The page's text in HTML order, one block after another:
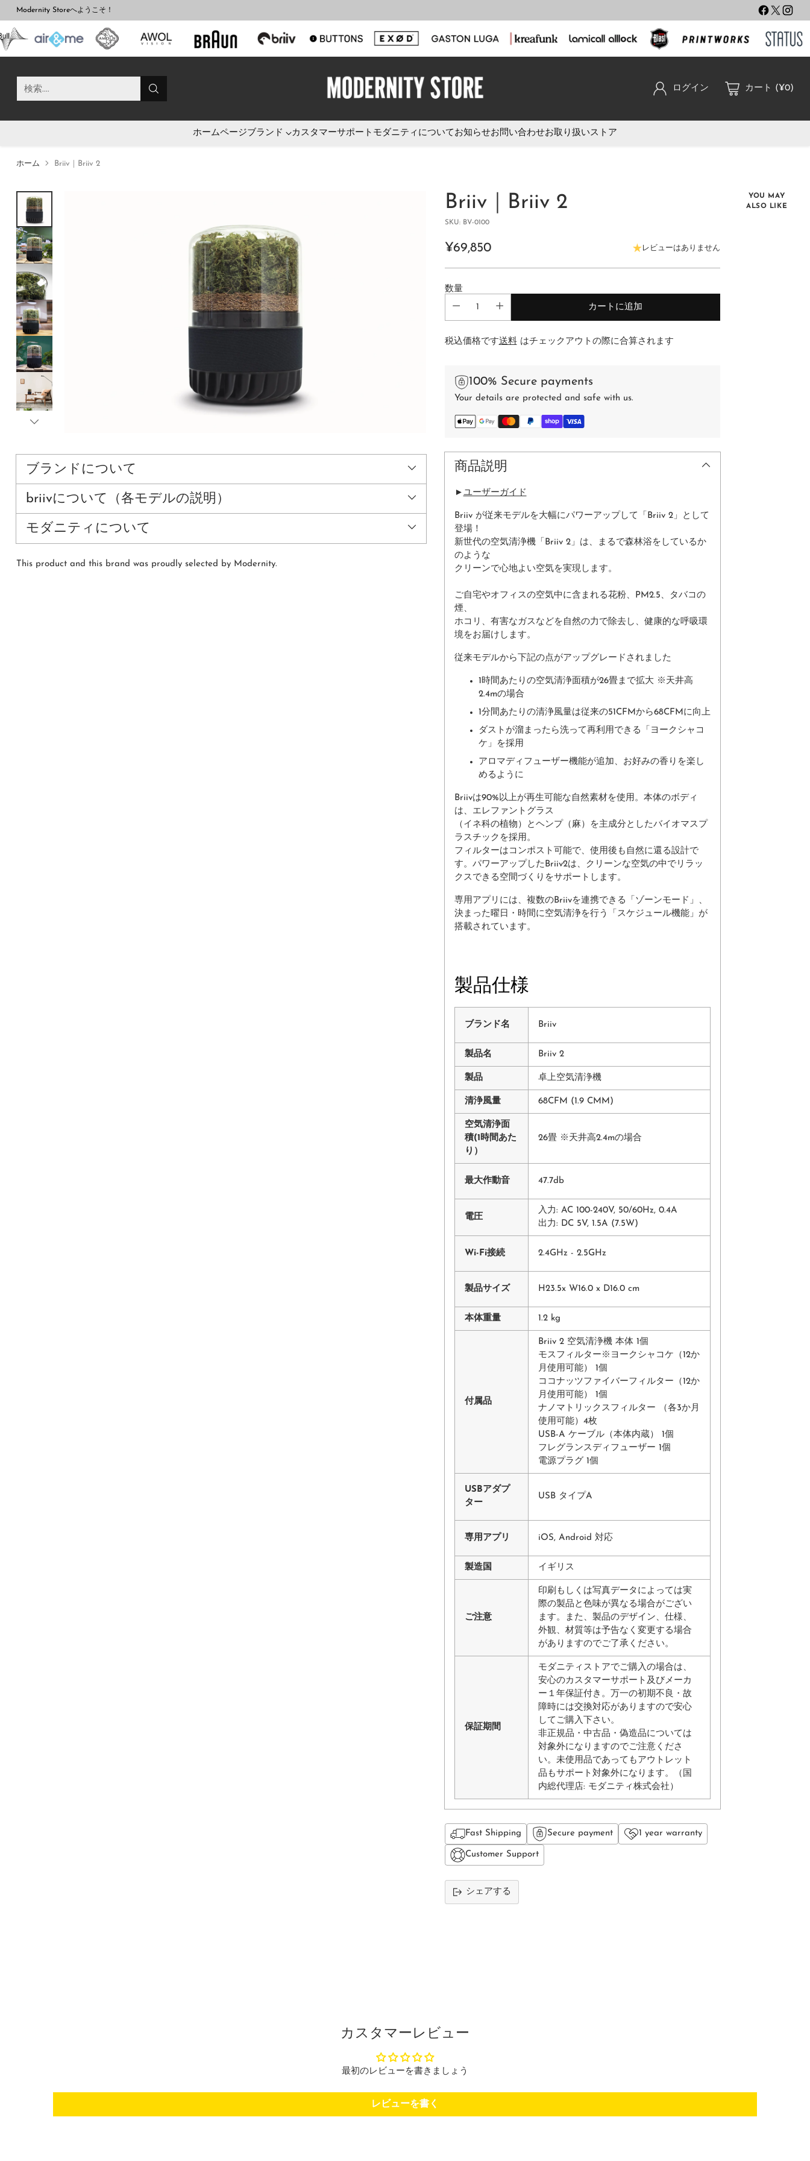
検索.... ログイン カート (¥0)
ホームページブランド カスタマーサポート モダニティについて お知らせお問い合わせお取り扱いストア
Modernity Storeへようこそ！
ホーム Briiv｜Briiv 2
ブランドについて
briivについて（各モデルの説明）
モダニティについて
This product and this brand was proudly selected by Modernity.
Briiv｜Briiv 2
SKU: BV-0100
価
¥69,850 レビューはありません
数量
カートに追加
税込価格です送料はチェックアウトの際に合算されます
100% Secure payments
Your details are protected and safe with us.
商品説明
► ユーザーガイド
Briiv が従来モデルを大幅にパワーアップして
「Briiv 2」として
登場！
新世代の空気清浄機「Briiv 2」は、まるで森林浴をしているか
のような
クリーンで心地よい空気を実現します。
ご自宅やオフィスの空気中に含まれる花粉、PM2.5、タバコの
煙、
ホコリ、有害なガスなどを自然の力で除去し、健康的な呼吸環
境をお届けします。
従来モデルから下記の点がアップグレードされました
1時間あたりの空気清浄面積が26畳まで拡大 ※天井高
2.4mの場合
1分間あたりの清浄風量は従来の51CFMから68CFMに向上
ダストが溜まったら洗って再利用できる「ヨークシャコ
ケ」を採用
アロマディフューザー機能が追加、お好みの香りを楽し
めるように
Briivは90%以上が再生可能な自然素材を使用。本体のボディ
は、エレファントグラス
（イネ科の植物）とヘンプ（麻）を主成分としたバイオマスプ
ラスチックを採用。
フィルターはコンポスト可能で、使用後も自然に還る設計で
す。パワーアップしたBriiv2は、クリーンな空気の中でリラッ
クスできる空間づくりをサポートします。
専用アプリには、複数のBriivを連携できる「ゾーンモード」、
決まった曜日・時間に空気清浄を行う「スケジュール機能」が
搭載されています。
製品仕様
ブランド名 Briiv
製品名 Briiv 2
製品 卓上空気清浄機
清浄風量 68CFM (1.9 CMM)
空気清浄面
積(1時間あた
り）
26畳 ※天井高2.4mの場合
最大作動音 47.7db
電圧
入力: AC 100-240V, 50/60Hz, 0.4A
出力: DC 5V, 1.5A (7.5W)
Wi-Fi接続 2.4GHz - 2.5GHz
製品サイズ H23.5x W16.0 x D16.0 cm
本体重量 1.2 kg
付属品
Briiv 2 空気清浄機 本体 1個
モスフィルター※ヨークシャコケ（12か
月使用可能） 1個
ココナッツファイバーフィルター（12か
月使用可能） 1個
ナノマトリックスフィルター （各3か月
使用可能）4枚
USB-A ケーブル（本体内蔵） 1個
フレグランスディフューザー 1個
電源プラグ 1個
USBアダプ
ター
USB タイプA
専用アプリ iOS, Android 対応
製造国 イギリス
ご注意
印刷もしくは写真データによっては実
際の製品と色味が異なる場合がござい
ます。また、製品のデザイン、仕様、
外観、材質等は予告なく変更する場合
がありますのでご了承ください。
保証期間
モダニティストアでご購入の場合は、
安心のカスタマーサポート及びメーカ
ー１年保証付き。万一の初期不良・故
障時には交換対応がありますので安心
してご購入下さい。
非正規品・中古品・偽造品については
対象外になりますのでご注意くださ
い。未使用品であってもアウトレット
品もサポート対象外になります。（国
内総代理店: モダニティ株式会社）
Fast Shipping Secure payment 1 year warranty
Customer Support
シェアする
す
YOU MAY
ALSO LIKE
カスタマーレビュー
最初のレビューを書きましょう
レビューを書く